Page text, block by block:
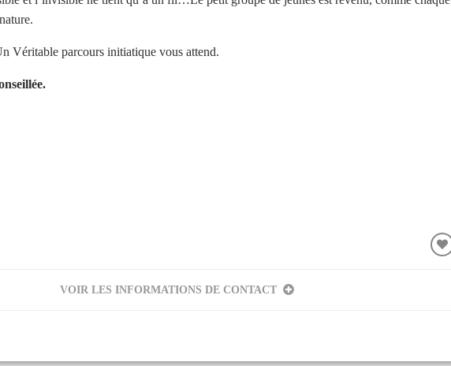
Véritable parcours initiatique vous attend.
VOIR LES INFORMATIONS DE CONTACT